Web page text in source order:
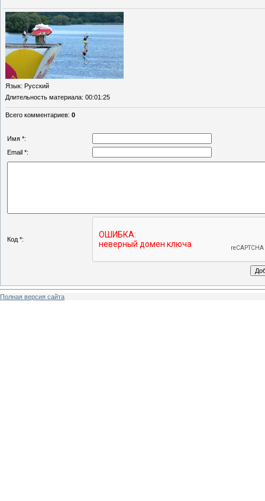
Язык: Русский
Длительность материала: 00:01:25
Всего комментариев: 0
Имя *:
Email *:
Код *:
Полная версия сайта